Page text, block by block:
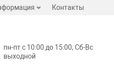
Контакты
пн-пт с 10:00 до 15:00, Сб-Вс
выходной